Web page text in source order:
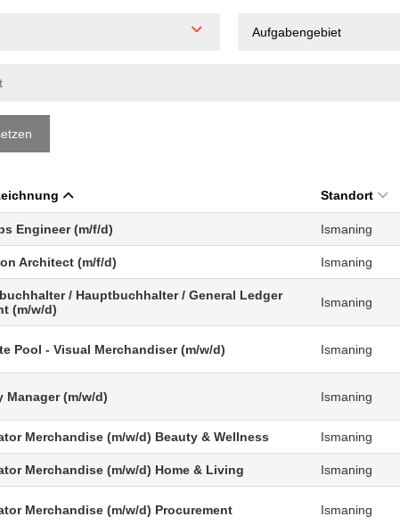
Aufgabengebiet
Standort
Engineer (m/f/d) Ismaning
Architect (m/f/d) Ismaning
/ Hauptbuchhalter / General Ledger
(m/w/d)
Ismaning
Pool - Visual Merchandiser (m/w/d) Ismaning
Manager (m/w/d) Ismaning
Merchandise (m/w/d) Beauty & Wellness Ismaning
Merchandise (m/w/d) Home & Living Ismaning
Merchandise (m/w/d) Procurement Ismaning